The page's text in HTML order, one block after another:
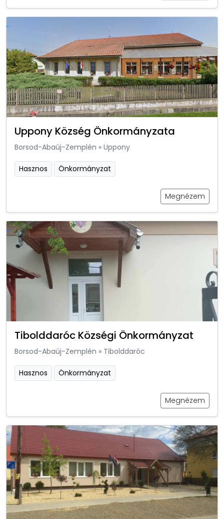
Uppony Község Önkormányzata
Borsod-Abaúj-Zemplén » Uppony
Hasznos Önkormányzat
Megnézem
Tibolddaróc Községi Önkormányzat
Borsod-Abaúj-Zemplén » Tibolddaróc
Hasznos Önkormányzat
Megnézem